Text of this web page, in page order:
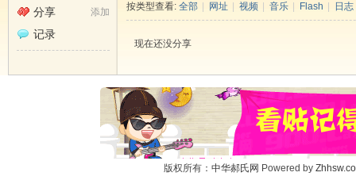
添加
分享
记录
按类型查看: 全部 网址 视频 音乐 Flash 日志
现在还没分享
版权所有： 中华郝氏网 Powered by